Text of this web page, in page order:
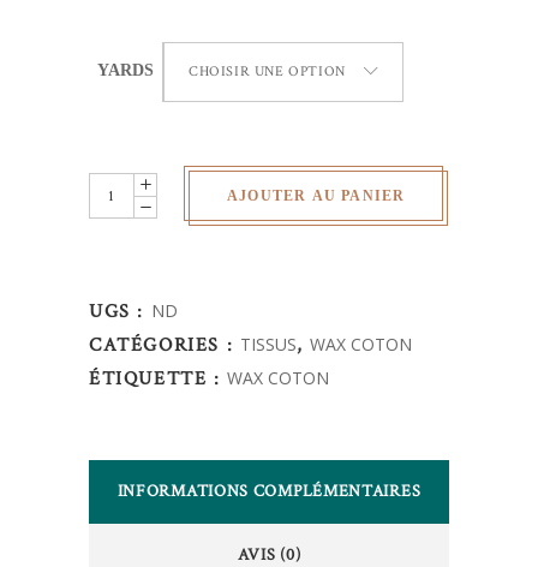
YARDS CHOISIR UNE OPTION
Wax
Africain
AJOUTER AU PANIER
UGS : ND
CATÉGORIES : TISSUS,WAX COTON
ÉTIQUETTE :WAX COTON
INFORMATIONS COMPLÉMENTAIRES
AVIS (0)